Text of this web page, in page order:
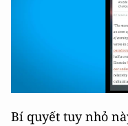
Bí quyết tuy nhỏ